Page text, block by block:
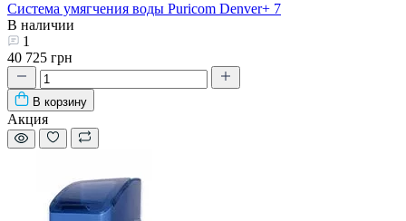
Система умягчения воды Puricom Denver+ 7
В наличии
1
40 725 грн
В корзину
Акция